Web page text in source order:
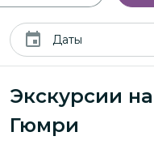
Даты
Экскурсии
Гюмри